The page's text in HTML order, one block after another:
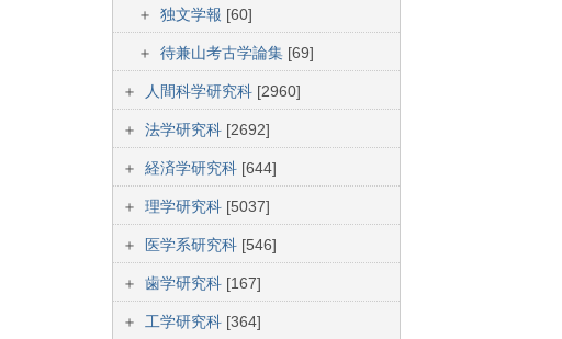
独文学報 [60]
待兼山考古学論集 [69]
人間科学研究科 [2960]
法学研究科 [2692]
経済学研究科 [644]
理学研究科 [5037]
医学系研究科 [546]
歯学研究科 [167]
工学研究科 [364]